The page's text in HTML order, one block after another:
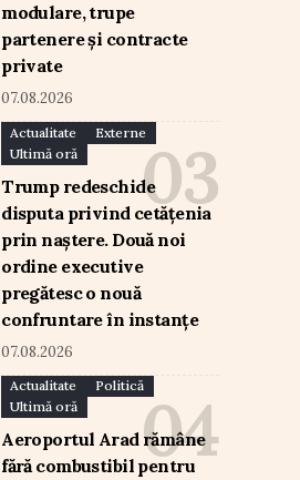
modulare, trupe
partenere și contracte
private
07.08.2026
Actualitate
Externe
Ultimă oră
Trump redeschide
disputa privind cetățenia
prin naștere. Două noi
ordine executive
pregătesc o nouă
confruntare în instanțe
07.08.2026
Actualitate
Politică
Ultimă oră
Aeroportul Arad rămâne
fără combustibil pentru